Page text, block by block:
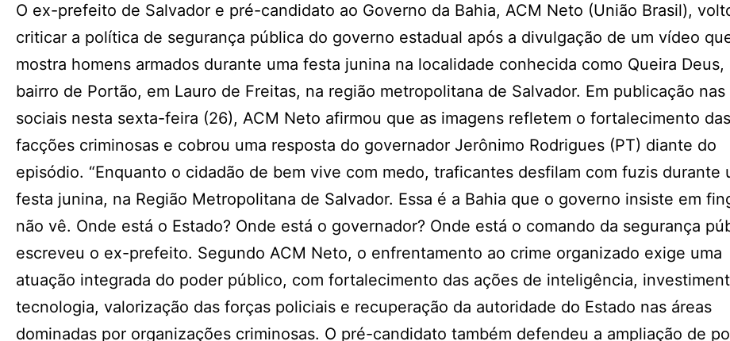
O ex-prefeito de Salvador e pré-candidato ao Governo da Bahia, ACM Neto (União Brasil),
criticar a política de segurança pública do governo estadual após a divulgação de um vídeo
mostra homens armados durante uma festa junina na localidade conhecida como Queira Deus,
bairro de Portão, em Lauro de Freitas, na região metropolitana de Salvador. Em publicação nas
sociais nesta sexta-feira (26), ACM Neto afirmou que as imagens refletem o fortalecimento das
facções criminosas e cobrou uma resposta do governador Jerônimo Rodrigues (PT) diante do
episódio. “Enquanto o cidadão de bem vive com medo, traficantes desfilam com fuzis durante
festa junina, na Região Metropolitana de Salvador. Essa é a Bahia que o governo insiste em
não vê. Onde está o Estado? Onde está o governador? Onde está o comando da segurança
escreveu o ex-prefeito. Segundo ACM Neto, o enfrentamento ao crime organizado exige uma
atuação integrada do poder público, com fortalecimento das ações de inteligência,
tecnologia, valorização das forças policiais e recuperação da autoridade do Estado nas áreas
dominadas por organizações criminosas. O pré-candidato também defendeu a ampliação de